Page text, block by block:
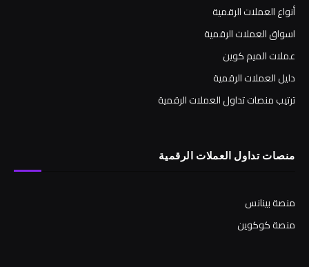
أنواع العملات الرقمية
اسواق العملات الرقمية
عملات الميم كوين
دليل العملات الرقمية
ترتيب منصات تداول العملات الرقمية
منصات تداول العملات الرقمية
منصة بينانس
منصة كوكوين